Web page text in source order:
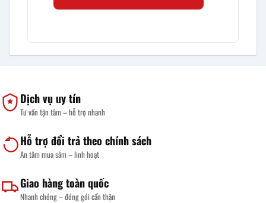
Dịch vụ uy tín
Tư vấn tận tâm – hỗ trợ nhanh
Hỗ trợ đổi trả theo chính sách
An tâm mua sắm – linh hoạt
Giao hàng toàn quốc
Nhanh chóng – đóng gói cẩn thận